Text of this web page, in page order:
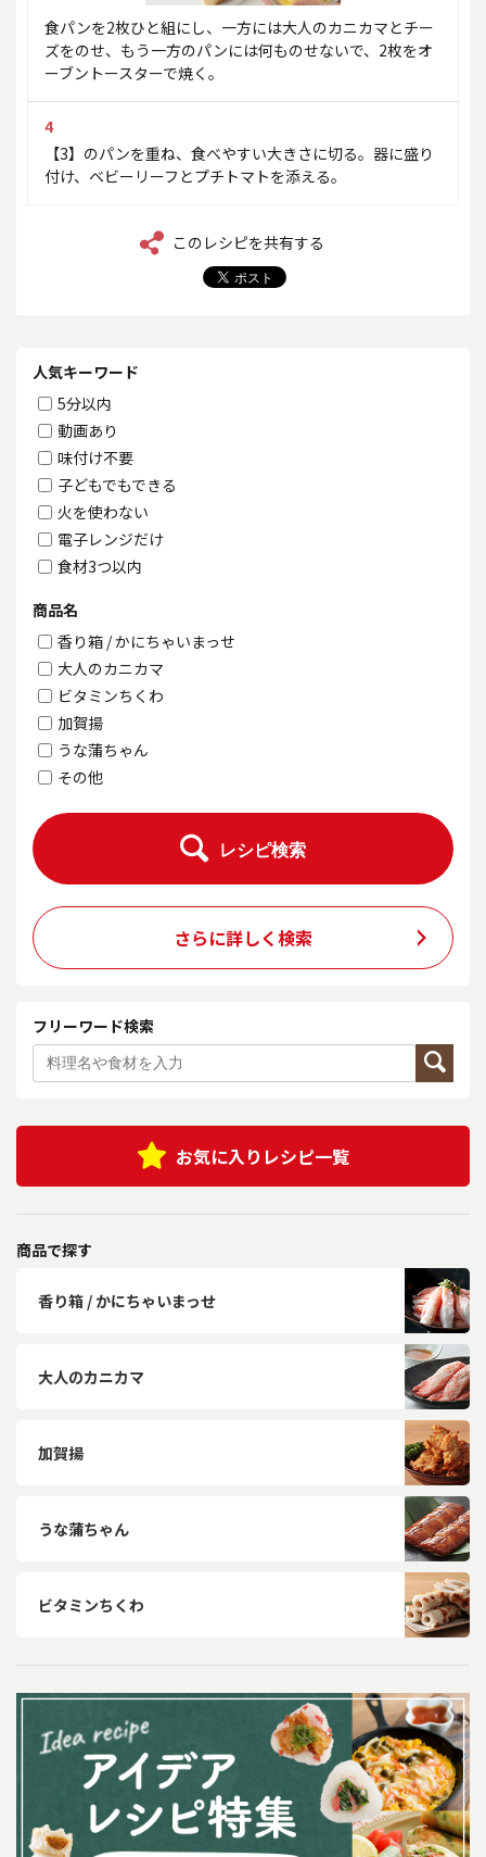
食パンを2枚ひと組にし、一方には大人のカニカマとチー
ズをのせ、もう一方のパンには何ものせないで、2枚をオ
ーブントースターで焼く。
4
【3】のパンを重ね、食べやすい大きさに切る。器に盛り
付け、ベビーリーフとプチトマトを添える。
このレシピを共有する
人気キーワード
5分以内
動画あり
味付け不要
子どもでもできる
火を使わない
電子レンジだけ
食材3つ以内
商品名
香り箱 / かにちゃいまっせ
大人のカニカマ
ビタミンちくわ
加賀揚
うな蒲ちゃん
その他
レシピ検索
さらに詳しく検索
フリーワード検索
お気に入りレシピ一覧
商品で探す
香り箱 / かにちゃいまっせ
大人のカニカマ
加賀揚
うな蒲ちゃん
ビタミンちくわ